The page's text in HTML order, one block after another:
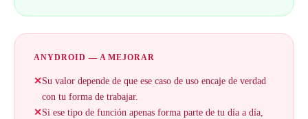
ANYDROID — A MEJORAR
✕Su valor depende de que ese caso de uso encaje de verdad
con tu forma de trabajar.
✕Si ese tipo de función apenas forma parte de tu día a día,